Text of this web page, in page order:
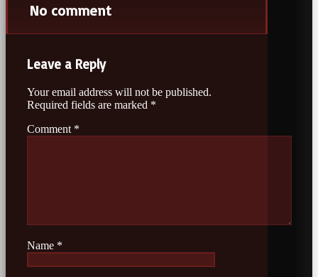
No comment
Leave a Reply
Your email address will not be published.
Required fields are marked *
Comment *
Name *